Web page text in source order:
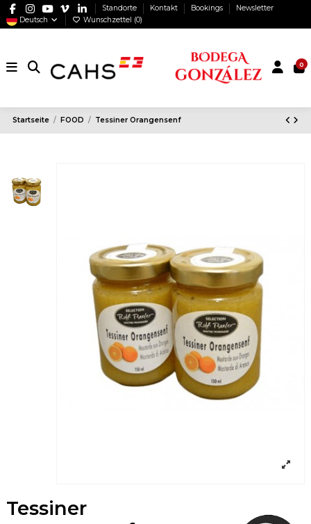
Standorte Kontakt Bookings
Newsletter
Deutsch
Wunschzettel (0)
0
Startseite FOOD Tessiner Orangensenf
Tessiner